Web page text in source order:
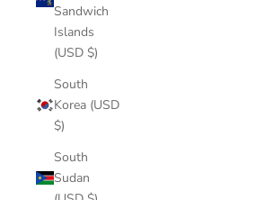
Sandwich
Islands
(USD $)
South
Korea (USD
$)
South
Sudan